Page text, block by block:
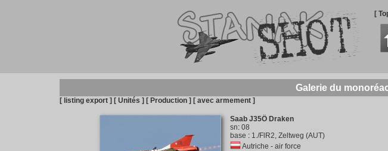
[
Galerie du
[ listing export ] [ Unités ] [ Production ] [ avec armement ]
Saab J35Ö Draken
sn: 08
base : 1./FlR2, Zeltweg (AUT)
Autriche - air force